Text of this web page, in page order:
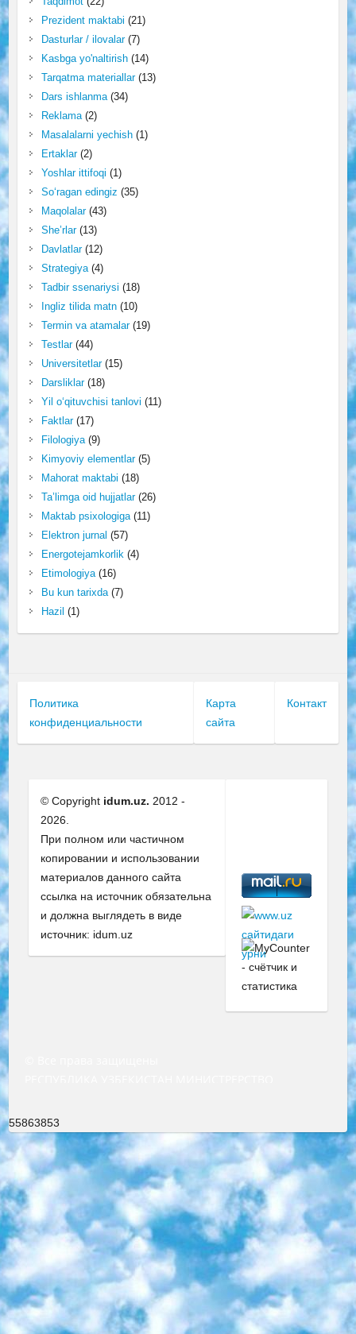
Prezident maktabi (21)
Dasturlar / ilovalar(7)
Kasbga yo'naltirish(14)
Tarqatma materiallar(13)
Dars ishlanma(34)
Reklama(2)
Masalalarni yechish(1)
Ertaklar(2)
Yoshlar ittifoqi (1)
So‘ragan edingiz (35)
Maqolalar(43)
She’rlar(13)
Davlatlar(12)
Strategiya(4)
Tadbir ssenariysi (18)
Ingliz tilida matn(10)
Termin va atamalar(19)
Testlar(44)
Universitetlar(15)
Darsliklar(18)
Yil o‘qituvchisi tanlovi (11)
Faktlar(17)
Filologiya(9)
Kimyoviy elementlar(5)
Mahorat maktabi (18)
Ta’limga oid hujjatlar(26)
Maktab psixologiga(11)
Elektron jurnal (57)
Energotejamkorlik(4)
Etimologiya(16)
Bu kun tarixda(7)
Hazil (1)
Политика
конфиденциальности
Карта
сайта
Контакт
© Copyright idum.uz. 2012 -
2026.
При полном или частичном
копировании и использовании
материалов данного сайта
ссылка на источник обязательна
и должна выглядеть в виде
источник: idum.uz
55863853